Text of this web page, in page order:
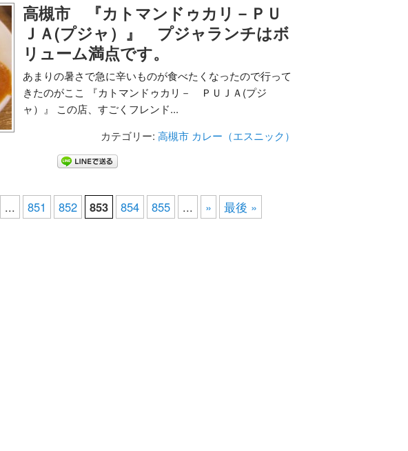
高槻市 『カトマンドゥカリ－ＰＵ
ＪＡ(プジャ）』 プジャランチはボ
リューム満点です。
あまりの暑さで急に辛いものが食べたくなったので行って
きたのがここ 『カトマンドゥカリ－ ＰＵＪＡ(プジ
ャ）』 この店、すごくフレンド...
カテゴリー: 高槻市 カレー（エスニック）
... 851 852 853 854 855 ... » 最後 »